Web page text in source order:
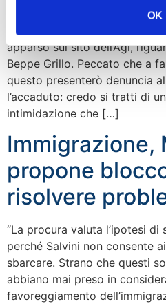
OK
“Ieri sera verso le 22, sul mio
personale, è stato linkato per
apparso sul sito dell’Agi,
Beppe Grillo. Peccato che a
questo presenterò denuncia
l’accaduto: credo si tratti di
intimidazione che […]
Immigrazione,
propone
risolvere
“La procura valuta l’ipotesi di
perché Salvini non consente
sbarcare. Strano che questi
abbiano mai preso in
favoreggiamento